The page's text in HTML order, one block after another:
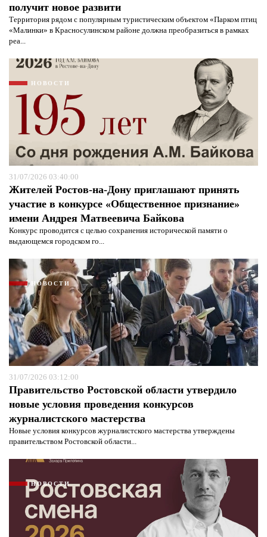
получит новое развити
Территория рядом с популярным туристическим объектом «Парком птиц
«Малинки» в Красносулинском районе должна преобразиться в рамках
реа...
НОВОСТИ
31/07/2026 03:40:00
Жителей Ростов-на-Дону приглашают принять
участие в конкурсе «Общественное признание»
имени Андрея Матвеевича Байкова
Конкурс проводится с целью сохранения исторической памяти о
выдающемся городском го...
НОВОСТИ
31/07/2026 03:12:00
Правительство Ростовской области утвердило
новые условия проведения конкурсов
журналистского мастерства
Новые условия конкурсов журналистского мастерства утверждены
правительством Ростовской области...
НОВОСТИ